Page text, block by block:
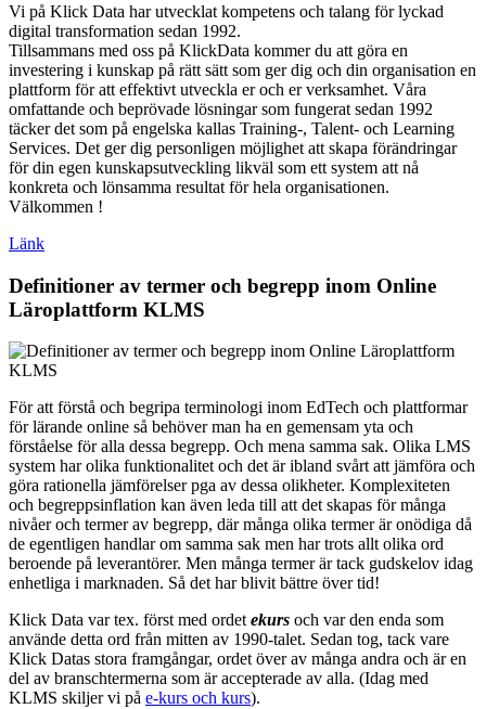
Vi på Klick Data har utvecklat kompetens och talang för lyckad
digital transformation sedan 1992.
Tillsammans med oss på KlickData kommer du att göra en
investering i kunskap på rätt sätt som ger dig och din organisation en
plattform för att effektivt utveckla er och er verksamhet. Våra
omfattande och beprövade lösningar som fungerat sedan 1992
täcker det som på engelska kallas Training-, Talent- och Learning
Services. Det ger dig personligen möjlighet att skapa förändringar
för din egen kunskapsutveckling likväl som ett system att nå
konkreta och lönsamma resultat för hela organisationen.
Välkommen !
Länk
Definitioner av termer och begrepp inom Online
Läroplattform KLMS
För att förstå och begripa terminologi inom EdTech och plattformar
för lärande online så behöver man ha en gemensam yta och
förståelse för alla dessa begrepp. Och mena samma sak. Olika LMS
system har olika funktionalitet och det är ibland svårt att jämföra och
göra rationella jämförelser pga av dessa olikheter. Komplexiteten
och begreppsinflation kan även leda till att det skapas för många
nivåer och termer av begrepp, där många olika termer är onödiga då
de egentligen handlar om samma sak men har trots allt olika ord
beroende på leverantörer. Men många termer är tack gudskelov idag
enhetliga i marknaden. Så det har blivit bättre över tid!
Klick Data var tex. först med ordet ekurs och var den enda som
använde detta ord från mitten av 1990-talet. Sedan tog, tack vare
Klick Datas stora framgångar, ordet över av många andra och är en
del av branschtermerna som är accepterade av alla. (Idag med
KLMS skiljer vi på e-kurs och kurs).